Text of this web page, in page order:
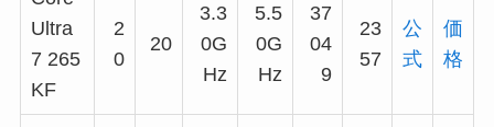
Ultra
7 265
KF
2
0
20
3.3
0G
Hz
5.5
0G
Hz
37
04
9
23
57
公
式
価
格